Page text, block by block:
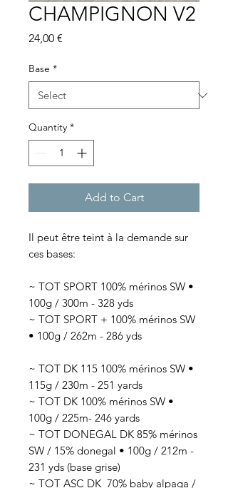
CHAMPIGNON V2
24,00 €
Base *
Quantity *
Add to Cart
Il peut être teint à la demande sur
ces bases:
~ TOT SPORT 100% mérinos SW •
100g / 300m - 328 yds
~ TOT SPORT + 100% mérinos SW
• 100g / 262m - 286 yds
~ TOT DK 115 100% mérinos SW •
115g / 230m - 251 yards
~ TOT DK 100% mérinos SW •
100g / 225m- 246 yards
~ TOT DONEGAL DK 85% mérinos
SW / 15% donegal • 100g / 212m -
231 yds (base grise)
~ TOT ASC DK 70% baby alpaga /